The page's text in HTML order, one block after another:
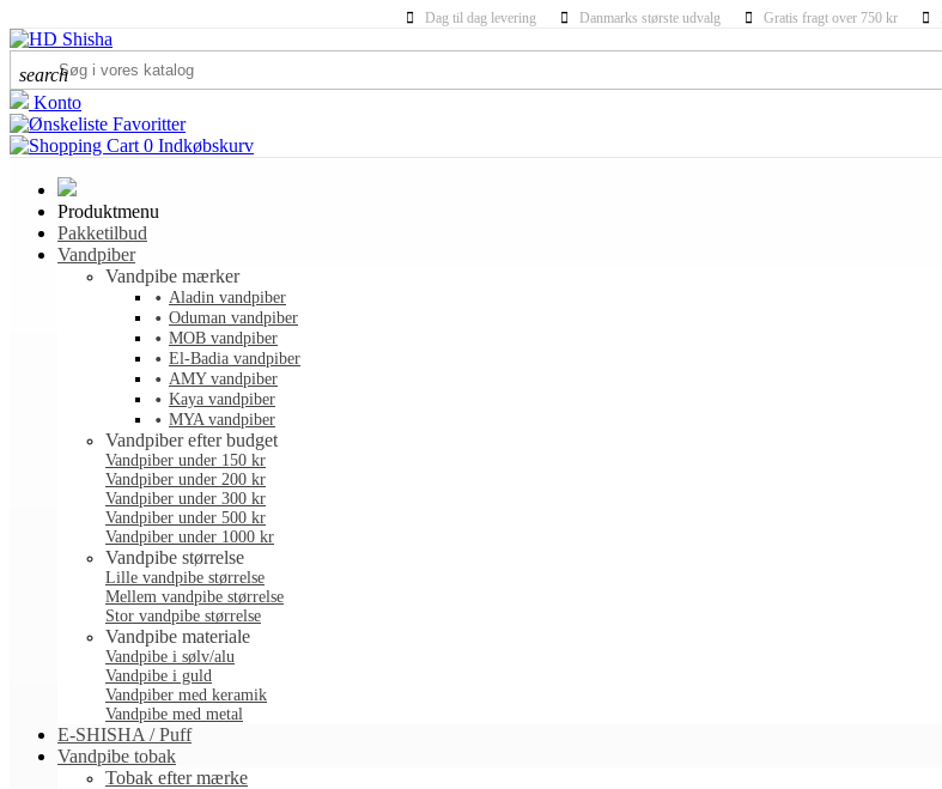
Dag til dag levering Danmarks største udvalg Gratis fragt over 750 kr
search
Konto
Favoritter
0 Indkøbskurv
Produktmenu
Pakketilbud
Vandpiber
Vandpibe mærker
Aladin vandpiber
Oduman vandpiber
MOB vandpiber
El-Badia vandpiber
AMY vandpiber
Kaya vandpiber
MYA vandpiber
Vandpiber efter budget
Vandpiber under 150 kr
Vandpiber under 200 kr
Vandpiber under 300 kr
Vandpiber under 500 kr
Vandpiber under 1000 kr
Vandpibe størrelse
Lille vandpibe størrelse
Mellem vandpibe størrelse
Stor vandpibe størrelse
Vandpibe materiale
Vandpibe i sølv/alu
Vandpibe i guld
Vandpiber med keramik
Vandpibe med metal
E-SHISHA / Puff
Vandpibe tobak
Tobak efter mærke